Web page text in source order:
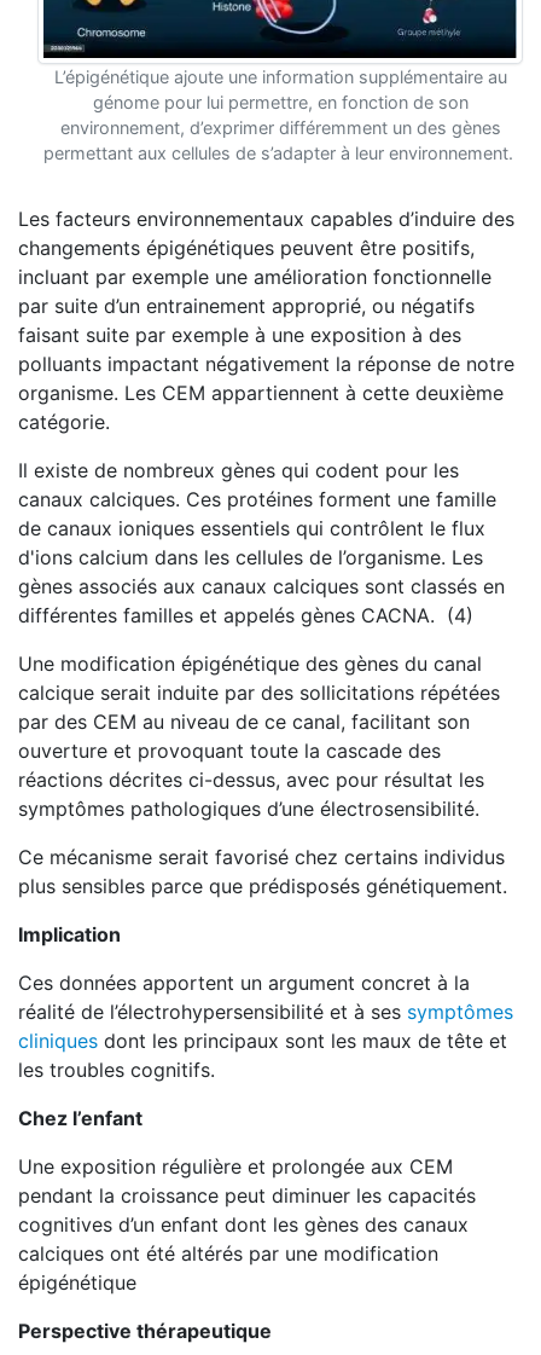
L’épigénétique ajoute une information supplémentaire au
génome pour lui permettre, en fonction de son
environnement, d’exprimer différemment un des gènes
permettant aux cellules de s’adapter à leur environnement.
Les facteurs environnementaux capables d’induire des
changements épigénétiques peuvent être positifs,
incluant par exemple une amélioration fonctionnelle
par suite d’un entrainement approprié, ou négatifs
faisant suite par exemple à une exposition à des
polluants impactant négativement la réponse de notre
organisme. Les CEM appartiennent à cette deuxième
catégorie.
Il existe de nombreux gènes qui codent pour les
canaux calciques. Ces protéines forment une famille
de canaux ioniques essentiels qui contrôlent le flux
d'ions calcium dans les cellules de l’organisme. Les
gènes associés aux canaux calciques sont classés en
différentes familles et appelés gènes CACNA. (4)
Une modification épigénétique des gènes du canal
calcique serait induite par des sollicitations répétées
par des CEM au niveau de ce canal, facilitant son
ouverture et provoquant toute la cascade des
réactions décrites ci-dessus, avec pour résultat les
symptômes pathologiques d’une électrosensibilité.
Ce mécanisme serait favorisé chez certains individus
plus sensibles parce que prédisposés génétiquement.
Implication
Ces données apportent un argument concret à la
réalité de l’électrohypersensibilité et à ses symptômes
cliniques dont les principaux sont les maux de tête et
les troubles cognitifs.
Chez l’enfant
Une exposition régulière et prolongée aux CEM
pendant la croissance peut diminuer les capacités
cognitives d’un enfant dont les gènes des canaux
calciques ont été altérés par une modification
épigénétique
Perspective thérapeutique